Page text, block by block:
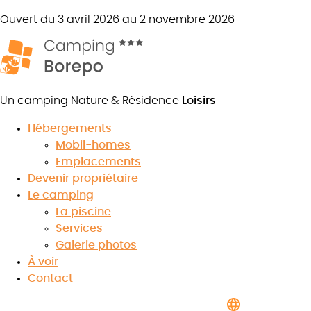
Ouvert du 3 avril 2026 au 2 novembre 2026
Un camping Nature & Résidence Loisirs
Hébergements
Mobil-homes
Emplacements
Devenir propriétaire
Le camping
La piscine
Services
Galerie photos
À voir
Contact
dans notre camping 3 étoiles